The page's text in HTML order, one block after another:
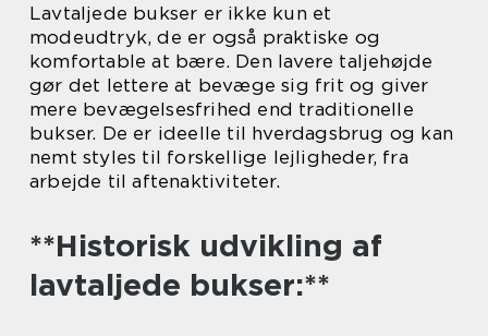
Lavtaljede bukser er ikke kun et
modeudtryk, de er også praktiske og
komfortable at bære. Den lavere taljehøjde
gør det lettere at bevæge sig frit og giver
mere bevægelsesfrihed end traditionelle
bukser. De er ideelle til hverdagsbrug og kan
nemt styles til forskellige lejligheder, fra
arbejde til aftenaktiviteter.
**Historisk udvikling af
lavtaljede bukser:**